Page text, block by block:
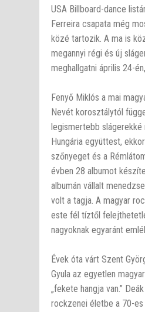
USA Billboard-dance
Ferreira csapata még
közé tartozik. A ma is
megannyi régi és új
meghallgatni április 24-
Fenyő Miklós a mai
Nevét korosztálytól
legismertebb
Hungária együttest,
szőnyeget és a
évben 28 albumot
albumán vállalt
volt a tagja. A magyar
este fél tíztől
nagyoknak egyaránt
Évek óta várt Szent
Gyula az egyetlen
„fekete hangja van.”
rockzenei életbe a 70-